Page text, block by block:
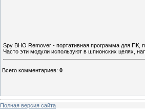
Spy BHO Remover - портативная программа для ПК,
Часто эти модули используют в шпионских целях,
Всего комментариев: 0
Полная версия сайта